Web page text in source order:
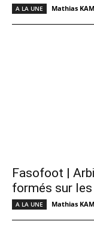
A LA UNE Mathias KAM
Fasofoot |
formés sur
A LA UNE Mathias KAM